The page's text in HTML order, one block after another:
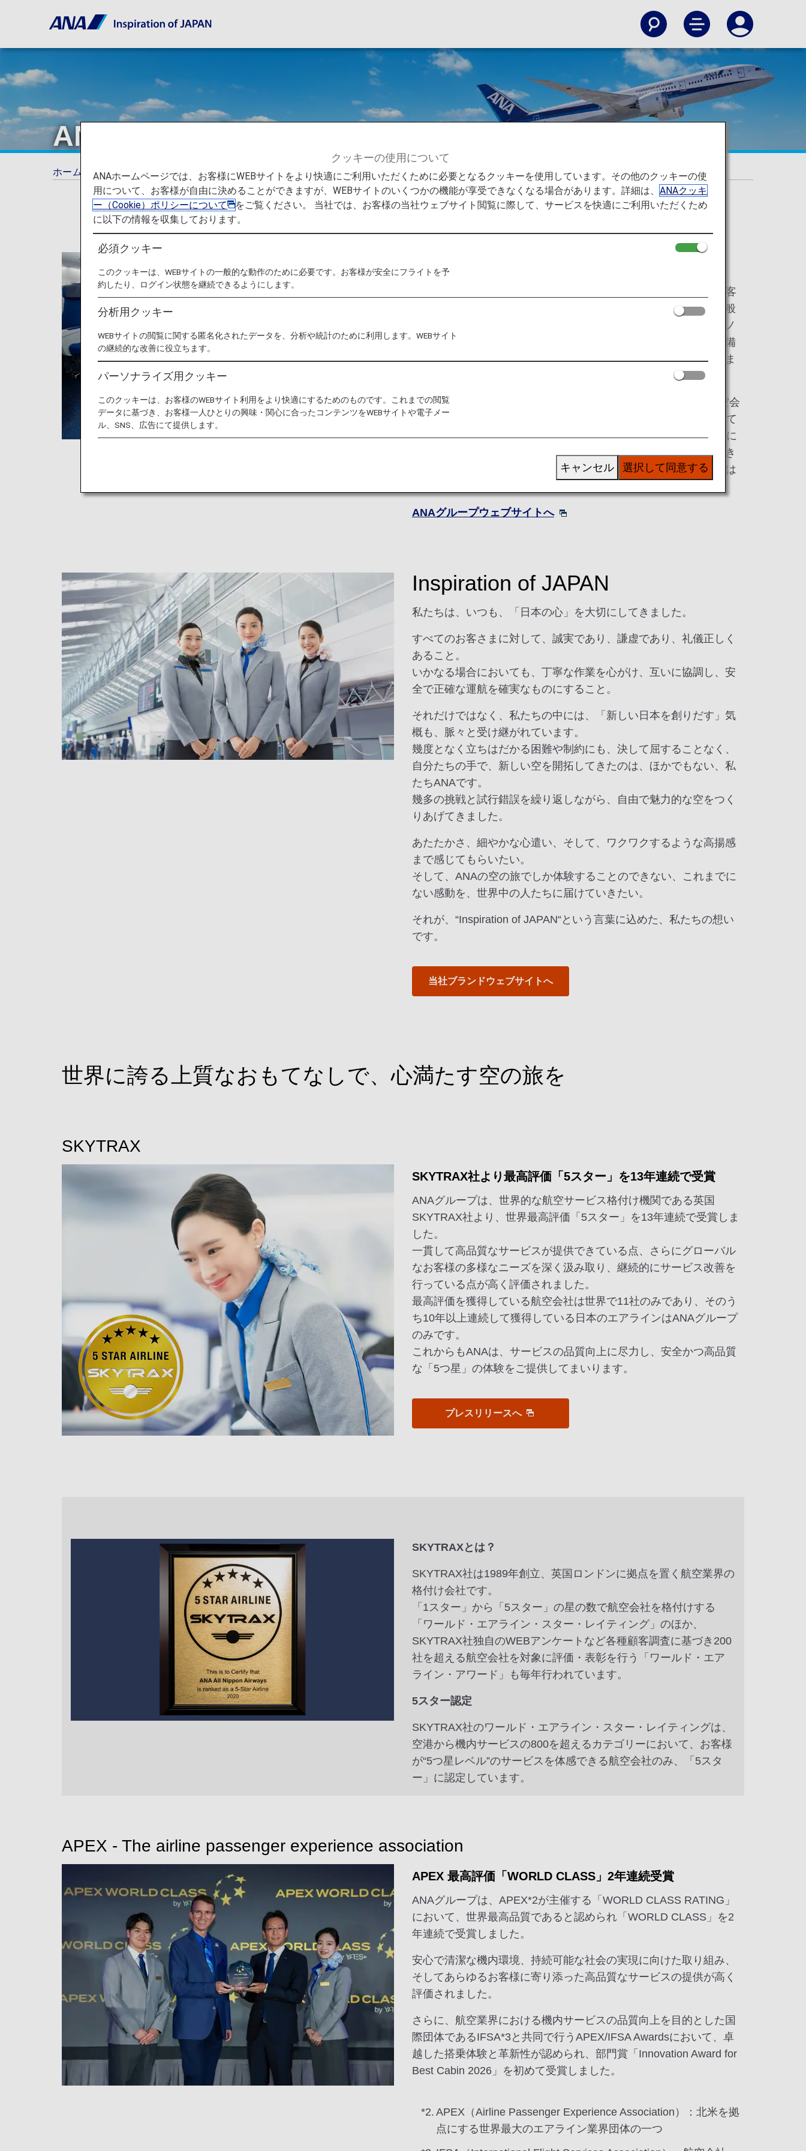
ANAについて
ホーム ANAがお約束する体験 ANAについて
日本最大規模の航空会社
ANAは、お客様にとって雲に浮かぶ小さなオアシスとなって、お客
様と世界を繋ぐよう取り組んでいます。そのため当社の航空機全般
において、ファーストクラス、ビジネスクラス、プレミアムエコノ
ミークラス、エコノミークラスといった様々な客室オプションを備
えており、お客様独自のニーズにまさに最適なご選択をいただけま
スター アライアンス加盟航空会社として、当社は35を超える航空会
社と提携し、アジア、欧州と北米の42におよぶ海外の空港、そして
約50の国内空港に就航しています。そこで、長期休暇の海外旅行に
も、世界を巡る旅へのご出発にも、お客様を目的の地へお連れでき
ることは誇らしく、喜ばしいことです。ANAで行く空の旅の準備は
ANAグループウェブサイトへ
Inspiration of JAPAN
私たちは、いつも、「日本の心」を大切にしてきました。
すべてのお客さまに対して、誠実であり、謙虚であり、礼儀正しく
あること。
いかなる場合においても、丁寧な作業を心がけ、互いに協調し、安
全で正確な運航を確実なものにすること。
それだけではなく、私たちの中には、「新しい日本を創りだす」気
概も、脈々と受け継がれています。
幾度となく立ちはだかる困難や制約にも、決して屈することなく、
自分たちの手で、新しい空を開拓してきたのは、ほかでもない、私
たちANAです。
幾多の挑戦と試行錯誤を繰り返しながら、自由で魅力的な空をつく
りあげてきました。
あたたかさ、細やかな心遣い、そして、ワクワクするような高揚感
まで感じてもらいたい。
そして、ANAの空の旅でしか体験することのできない、これまでに
ない感動を、世界中の人たちに届けていきたい。
それが、“Inspiration of JAPAN“という言葉に込めた、私たちの想い
です。
当社ブランドウェブサイトへ
世界に誇る上質なおもてなしで、心満たす空の旅を
SKYTRAX
SKYTRAX社より最高評価「5スター」を13年連続で受賞
ANAグループは、世界的な航空サービス格付け機関である英国
SKYTRAX社より、世界最高評価「5スター」を13年連続で受賞しま
した。
一貫して高品質なサービスが提供できている点、さらにグローバル
なお客様の多様なニーズを深く汲み取り、継続的にサービス改善を
行っている点が高く評価されました。
最高評価を獲得している航空会社は世界で11社のみであり、そのう
ち10年以上連続して獲得している日本のエアラインはANAグループ
のみです。
これからもANAは、サービスの品質向上に尽力し、安全かつ高品質
な「5つ星」の体験をご提供してまいります。
プレスリリースへ
SKYTRAXとは？
SKYTRAX社は1989年創立、英国ロンドンに拠点を置く航空業界の
格付け会社です。
「1スター」から「5スター」の星の数で航空会社を格付けする
「ワールド・エアライン・スター・レイティング」のほか、
SKYTRAX社独自のWEBアンケートなど各種顧客調査に基づき200
社を超える航空会社を対象に評価・表彰を行う「ワールド・エア
ライン・アワード」も毎年行われています。
5スター認定
SKYTRAX社のワールド・エアライン・スター・レイティングは、
空港から機内サービスの800を超えるカテゴリーにおいて、お客様
が“5つ星レベル”のサービスを体感できる航空会社のみ、「5スタ
ー」に認定しています。
APEX - The airline passenger experience association
APEX 最高評価「WORLD CLASS」2年連続受賞
ANAグループは、APEX*2が主催する「WORLD CLASS RATING」
において、世界最高品質であると認められ「WORLD CLASS」を2
年連続で受賞しました。
安心で清潔な機内環境、持続可能な社会の実現に向けた取り組み、
そしてあらゆるお客様に寄り添った高品質なサービスの提供が高く
評価されました。
さらに、航空業界における機内サービスの品質向上を目的とした国
際団体であるIFSA*3と共同で行うAPEX/IFSA Awardsにおいて、卓
越した搭乗体験と革新性が認められ、部門賞「Innovation Award for
Best Cabin 2026」を初めて受賞しました。
*2. APEX（Airline Passenger Experience Association）：北米を拠
点にする世界最大のエアライン業界団体の一つ
クッキーの使用について
ANAホームページでは、お客様にWEBサイトをより快適にご利用いただくために必要となるクッキーを使用しています。その他のクッキーの使
用について、お客様が自由に決めることができますが、WEBサイトのいくつかの機能が享受できなくなる場合があります。詳細は、ANAクッキ
ー（Cookie）ポリシーについて
をご覧ください。 当社では、お客様の当社ウェブサイト閲覧に際して、サービスを快適にご利用いただくため
に以下の情報を収集しております。
必須クッキー
このクッキーは、WEBサイトの一般的な動作のために必要です。お客様が安全にフライトを予
約したり、ログイン状態を継続できるようにします。
分析用クッキー
WEBサイトの閲覧に関する匿名化されたデータを、分析や統計のために利用します。WEBサイト
の継続的な改善に役立ちます。
パーソナライズ用クッキー
このクッキーは、お客様のWEBサイト利用をより快適にするためのものです。これまでの閲覧
データに基づき、お客様一人ひとりの興味・関心に合ったコンテンツをWEBサイトや電子メー
ル、SNS、広告にて提供します。
選択して同意する
キャンセル